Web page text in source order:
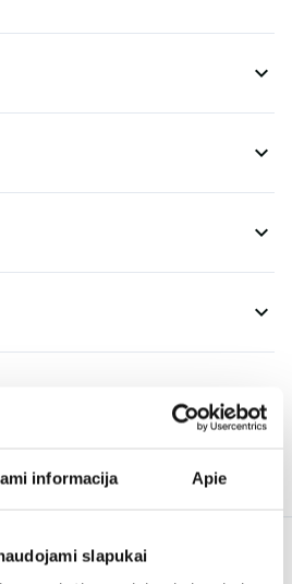
informacija Apie
slapukai
expand_more
expand_more
expand_more
expand_more